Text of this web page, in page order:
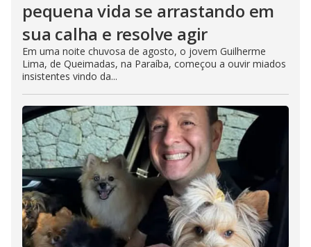
pequena vida se arrastando em
sua calha e resolve agir
Em uma noite chuvosa de agosto, o jovem Guilherme
Lima, de Queimadas, na Paraíba, começou a ouvir miados
insistentes vindo da...